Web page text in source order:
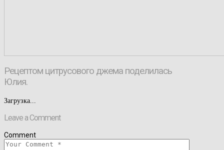
Рецептом цитрусового джема поделилась
Юлия.
Загрузка...
Leave a Comment
Comment